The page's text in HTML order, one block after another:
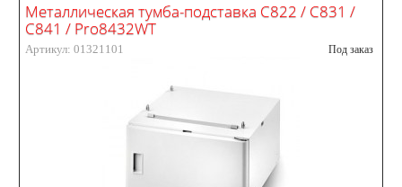
Металлическая тумба-подставка C822 / C831 /
C841 / Pro8432WT
Артикул: 01321101 Под заказ